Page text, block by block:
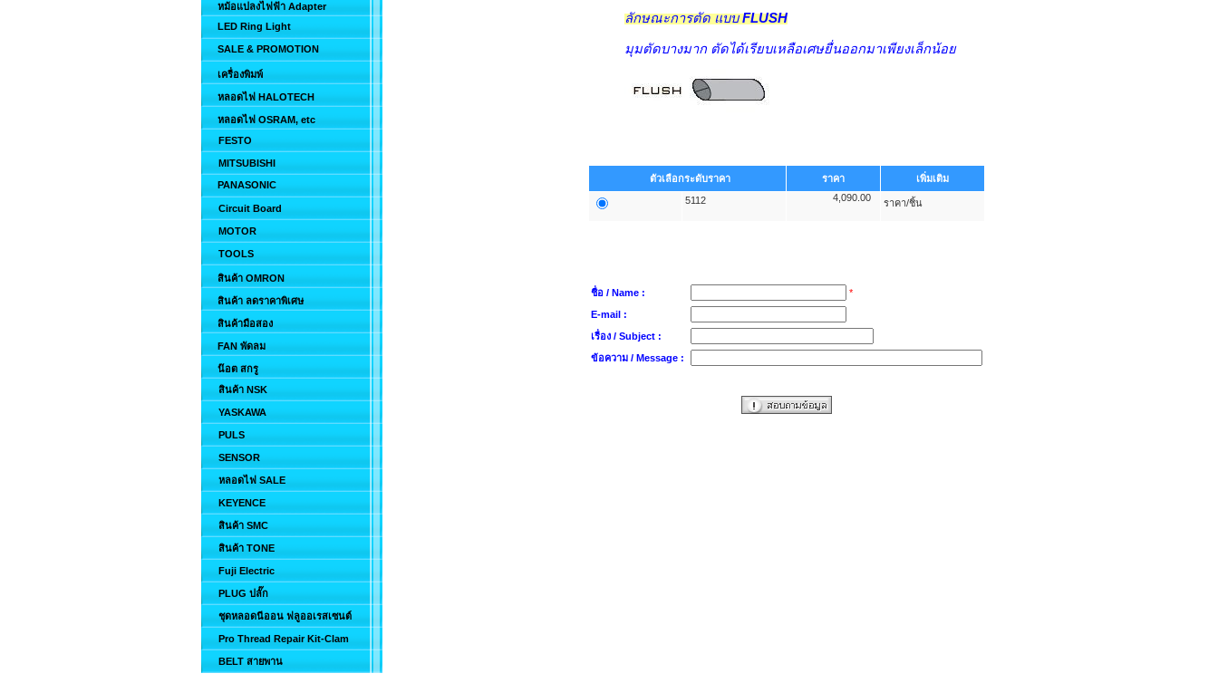
หม้อแปลงไฟฟ้า Adapter
LED Ring Light
SALE & PROMOTION
เครื่องพิมพ์
หลอดไฟ HALOTECH
หลอดไฟ OSRAM, etc
FESTO
MITSUBISHI
PANASONIC
Circuit Board
MOTOR
TOOLS
สินค้า OMRON
สินค้า ลดราคาพิเศษ
สินค้ามือสอง
FAN พัดลม
น๊อต สกรู
สินค้า NSK
YASKAWA
PULS
SENSOR
หลอดไฟ SALE
KEYENCE
สินค้า SMC
สินค้า TONE
Fuji Electric
PLUG ปลั๊ก
ชุดหลอดนีออน ฟลูออเรสเซนต์
Pro Thread Repair Kit-Clam
BELT สายพาน
ลักษณะการตัด แบบFLUSH
มุมตัดบางมาก ตัดได้เรียบเหลือเศษยื่นออกมาเพียงเล็กน้อย
ตัวเลือกระดับราคา ราคา
เพิ่มเติม
5112
4,090.00 ราคา/ชิ้น
ชื่อ / Name :
*
E-mail :
เรื่อง / Subject :
ข้อความ / Message :